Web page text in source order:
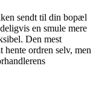
sendt til din bopæl
en smule mere
Den mest
ordren selv, men